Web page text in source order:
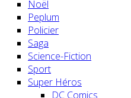
Noël
Peplum
Policier
Saga
Science-Fiction
Sport
Super Héros
DC Comics